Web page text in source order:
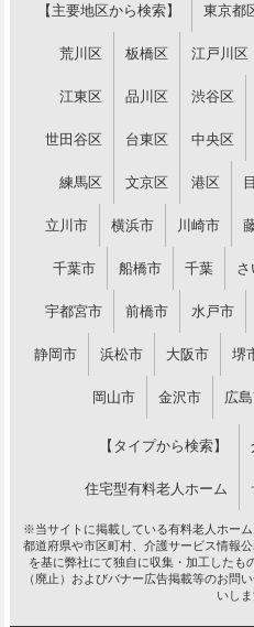
【主要地区から検索】 東京都
荒川区 板橋区 江戸川区
江東区 品川区 渋谷区
世田谷区 台東区 中央区
練馬区 文京区 港区
立川市 横浜市 川崎市
千葉市 船橋市 千葉
宇都宮市 前橋市 水戸市
静岡市 浜松市 大阪市 堺
岡山市 金沢市 広
【タイプから検索】
住宅型有料老人ホーム
※当サイトに掲載している有料老人ホー
都道府県や市区町村、介護サービス情報
を基に弊社にて独自に収集・加工したも
（廃止）およびバナー広告掲載等のお問
いしま